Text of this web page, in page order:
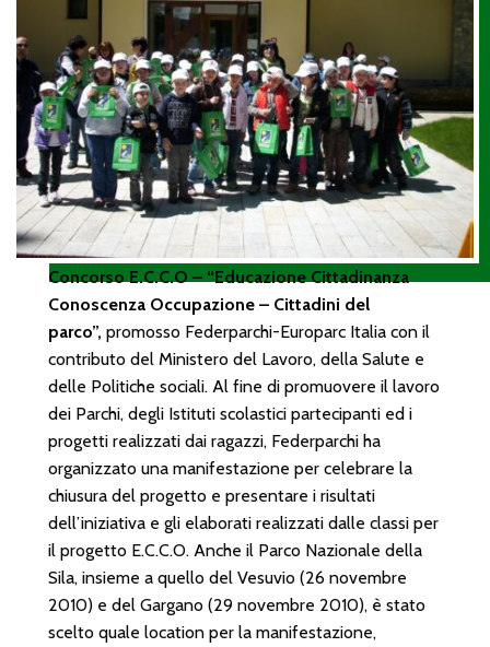
Concorso E.C.C.O – “Educazione Cittadinanza
Conoscenza Occupazione – Cittadini del
parco”,promosso Federparchi-Europarc Italia con il
contributo del Ministero del Lavoro, della Salute e
delle Politiche sociali. Al fine di promuovere il lavoro
dei Parchi, degli Istituti scolastici partecipanti ed i
progetti realizzati dai ragazzi, Federparchi ha
organizzato una manifestazione per celebrare la
chiusura del progetto e presentare i risultati
dell’iniziativa e gli elaborati realizzati dalle classi per
il progetto E.C.C.O. Anche il Parco Nazionale della
Sila, insieme a quello del Vesuvio (26 novembre
2010) e del Gargano (29 novembre 2010), è stato
scelto quale location per la manifestazione,